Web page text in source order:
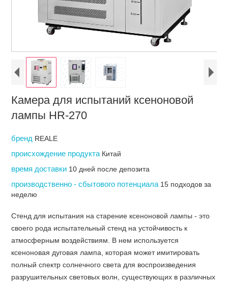
Камера для испытаний ксеноновой
лампы HR-270
бренд REALE
происхождение продукта Китай
время доставки 10 дней после депозита
производственно - сбытового потенциала 15 подходов за
неделю
Стенд для испытания на старение ксеноновой лампы - это
своего рода испытательный стенд на устойчивость к
атмосферным воздействиям. В нем используется
ксеноновая дуговая лампа, которая может имитировать
полный спектр солнечного света для воспроизведения
разрушительных световых волн, существующих в различных